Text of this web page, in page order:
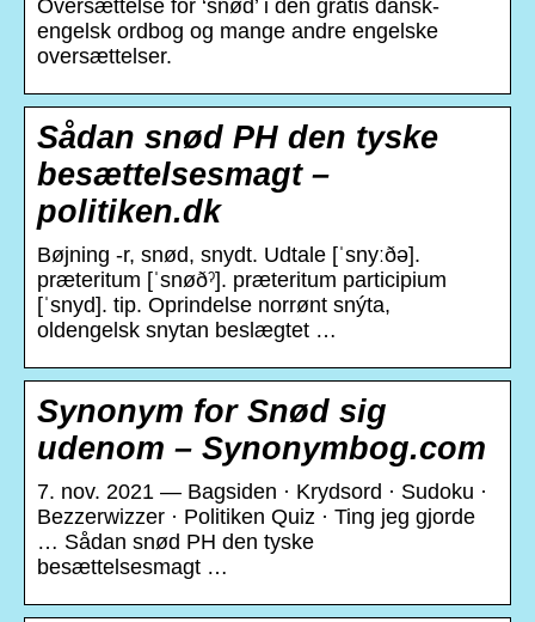
Oversættelse for ‘snød’ i den gratis dansk-
engelsk ordbog og mange andre engelske
oversættelser.
Sådan snød PH den tyske
besættelsesmagt –
politiken.dk
Bøjning -r, snød, snydt. Udtale [ˈsnyːðə].
præteritum [ˈsnøðˀ]. præteritum participium
[ˈsnyd]. tip. Oprindelse norrønt snýta,
oldengelsk snytan beslægtet …
Synonym for Snød sig
udenom – Synonymbog.com
7. nov. 2021 — Bagsiden · Krydsord · Sudoku ·
Bezzerwizzer · Politiken Quiz · Ting jeg gjorde
… Sådan snød PH den tyske
besættelsesmagt …